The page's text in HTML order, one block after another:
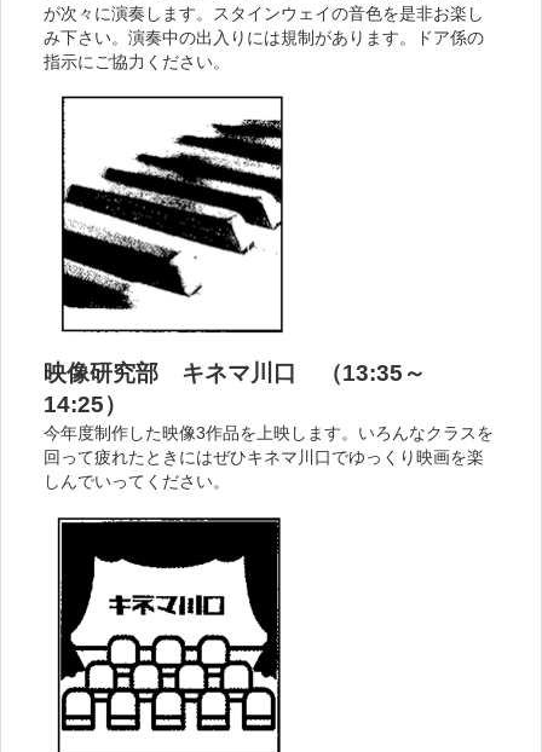
が次々に演奏します。スタインウェイの音色を是非お楽し
み下さい。演奏中の出入りには規制があります。ドア係の
指示にご協力ください。
映像研究部 キネマ川口 （13:35～
14:25）
今年度制作した映像3作品を上映します。いろんなクラスを
回って疲れたときにはぜひキネマ川口でゆっくり映画を楽
しんでいってください。